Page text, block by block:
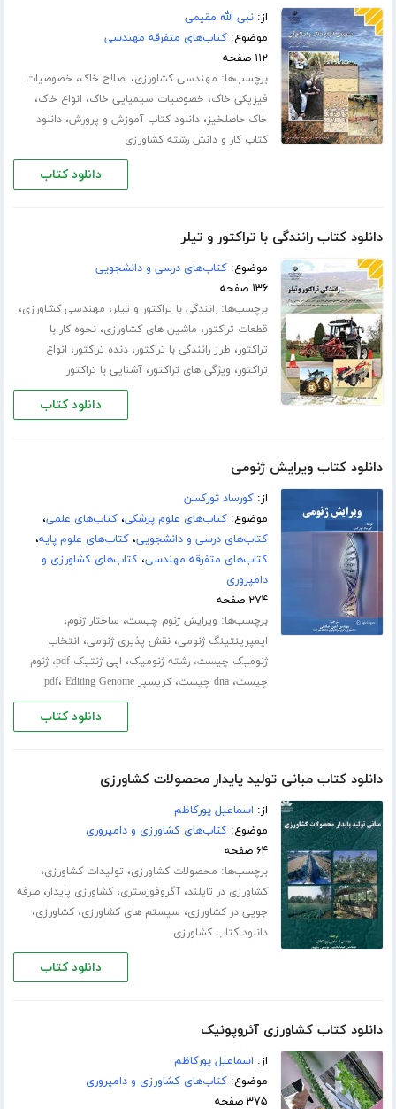
از:نبى الله مقیمی
موضوع:کتاب‌های متفرقه مهندسی
۱۱۲ صفحه
برچسب‌ها: مهندسی کشاورزی، اصلاح خاک، خصوصیات
فیزیکی خاک، خصوصیات سیمیایی خاک، انواع خاک،
خاک حاصلخیز،دانلود کتاب آموزش و پرورش،دانلود
کتاب کار و دانش رشته کشاورزی
دانلود کتاب
دانلود کتاب رانندگی با تراکتور و تیلر
موضوع:کتاب‌های درسی و دانشجویی
۱۳۶ صفحه
برچسب‌ها:رانندگی با تراکتور و تیلر، مهندسی کشاورزی،
قطعات تراکتور، ماشین های کشاورزی،نحوه کار با
تراکتور، طرز رانندگی با تراکتور،دنده تراکتور، انواع
تراکتور، ویژگی های تراکتور،آشنایی با تراکتور
دانلود کتاب
دانلود کتاب ویرایش ژنومی
از:کورساد تورکسن
موضوع:کتاب‌های علوم پزشکی،کتاب‌های علمی،
کتاب‌های درسی و دانشجویی،کتاب‌های علوم پایه،
کتاب‌های متفرقه مهندسی،کتاب‌های کشاورزی و
دامپروری
۲۷۴ صفحه
برچسب‌ها: ویرایش ژنوم چیست، ساختار ژنوم،
ایمپرینتینگ ژنومی،نقش پذیری ژنومی، انتخاب
ژنومیک چیست،رشته ژنومیک، اپی ژنتیک pdf ،ژنوم
چیست،dna چیست ،کریسپر pdf ، Editing Genome
دانلود کتاب
دانلود کتاب مبانی تولید پایدار محصولات کشاورزی
از: اسماعیل پورکاظم
موضوع:کتاب‌های کشاورزی و دامپروری
۶۴ صفحه
برچسب‌ها: محصولات کشاورزی، تولیدات کشاورزی،
کشاورزی در تایلند،آگروفورستری،کشاورزی پایدار،صرفه
جویی در کشاورزی، سیستم های کشاورزی،کشاورزی،
دانلود کتاب کشاورزی
دانلود کتاب
دانلود کتاب کشاورزی آئروپونیک
از: اسماعیل پورکاظم
موضوع:کتاب‌های کشاورزی و دامپروری
۳۷۵ صفحه